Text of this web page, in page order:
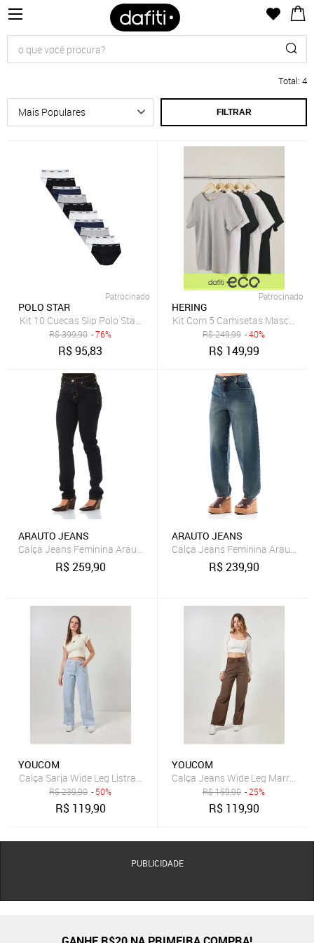
Total: 4
FILTRAR
Patrocinado
POLO STAR
Kit 10 Cuecas Slip Polo Star Algodão Sortida
R$399,90 - 76%
R$95,83
Patrocinado
HERING
Kit Com 5 Camisetas
R$249,99 - 40%
R$ 149,99
ARAUTO JEANS
Calça Jeans Feminina Arauto Slim
R$259,90
ARAUTO JEANS
Calça Jeans Feminina Arauto
R$239,90
YOUCOM
Calça Sarja Wide Leg Listrada
R$239,90 - 50%
R$ 119,90
YOUCOM
Calça Jeans Wide Leg Marrom
R$159,90 - 25%
R$ 119,90
PUBLICIDADE